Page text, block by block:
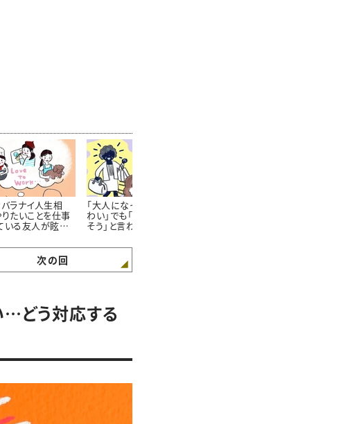
バラナイ人生相
りたいことを仕事
いる友人が眩し
す
「大人になっても母がこ
わい」でも「一緒に暮ら
そう」と言われて……＃
次の回
…どう対応する